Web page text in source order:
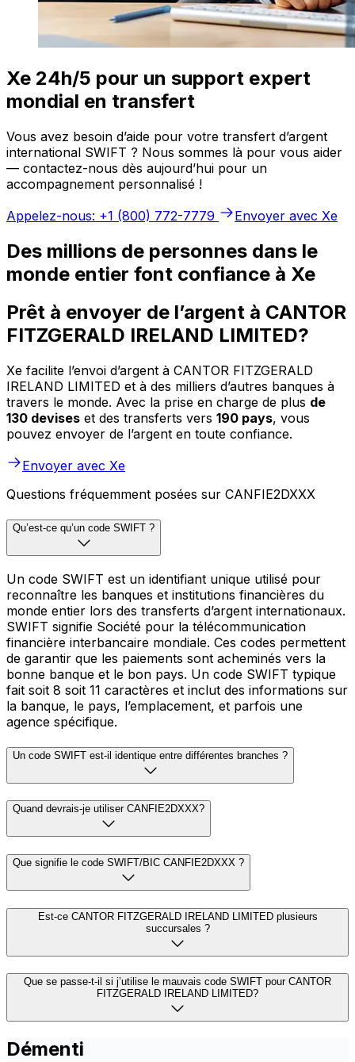
Xe 24h/5 pour un support expert
mondial en transfert
Vous avez besoin d’aide pour votre transfert d’argent
international SWIFT ? Nous sommes là pour vous aider
— contactez-nous dès aujourd’hui pour un
accompagnement personnalisé !
Appelez-nous: +1 (800) 772-7779
Envoyer avec Xe
Des millions de personnes dans le
monde entier font confiance à Xe
Prêt à envoyer de l’argent à CANTOR
FITZGERALD IRELAND LIMITED?
Xe facilite l’envoi d’argent à CANTOR FITZGERALD
IRELAND LIMITED et à des milliers d’autres banques à
travers le monde. Avec la prise en charge de plus de
130 devises et des transferts vers 190 pays, vous
pouvez envoyer de l’argent en toute confiance.
Envoyer avec Xe
Questions fréquemment posées sur CANFIE2DXXX
Qu’est-ce qu’un code SWIFT ?
Un code SWIFT est un identifiant unique utilisé pour
reconnaître les banques et institutions financières du
monde entier lors des transferts d’argent internationaux.
SWIFT signifie Société pour la télécommunication
financière interbancaire mondiale. Ces codes permettent
de garantir que les paiements sont acheminés vers la
bonne banque et le bon pays. Un code SWIFT typique
fait soit 8 soit 11 caractères et inclut des informations sur
la banque, le pays, l’emplacement, et parfois une
agence spécifique.
Un code SWIFT est-il identique entre différentes branches ?
Quand devrais-je utiliser CANFIE2DXXX?
Que signifie le code SWIFT/BIC CANFIE2DXXX ?
Est-ce CANTOR FITZGERALD IRELAND LIMITED plusieurs
succursales ?
Que se passe-t-il si j’utilise le mauvais code SWIFT pour CANTOR
FITZGERALD IRELAND LIMITED?
Démenti